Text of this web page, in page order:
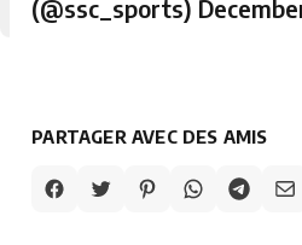
(@ssc_sports)
PARTAGER AVEC DES AMIS